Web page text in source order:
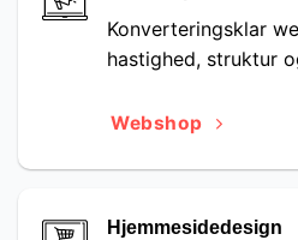
Konverteringsklar
hastighed, struktur
Webshop
Hjemmesidedesign